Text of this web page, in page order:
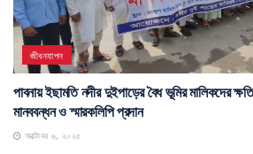
জীবনযাপন
পাবনায় ইছামতি নদীর দুইপাড়ের বৈধ ভূমির মালিকদের
মানববন্ধন ও স্মারকলিপি প্রদান
অক্টোবর ৬, ২০২৫